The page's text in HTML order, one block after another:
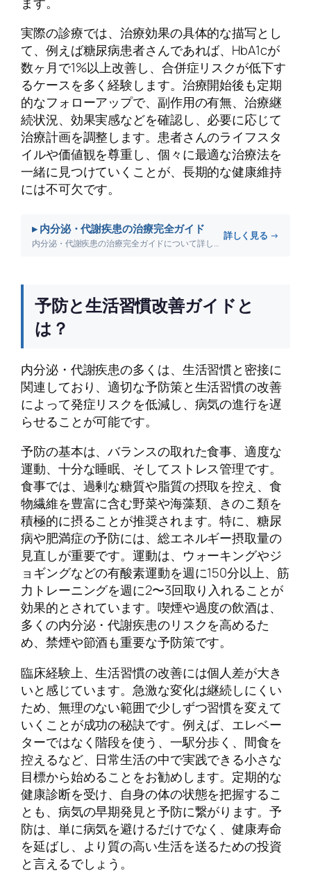
実際の診療では、治療効果の具体的な描写とし
て、例えば糖尿病患者さんであれば、HbA1cが
数ヶ月で1%以上改善し、合併症リスクが低下す
るケースを多く経験します。治療開始後も定期
的なフォローアップで、副作用の有無、治療継
続状況、効果実感などを確認し、必要に応じて
治療計画を調整します。患者さんのライフスタ
イルや価値観を尊重し、個々に最適な治療法を
一緒に見つけていくことが、長期的な健康維持
には不可欠です。
▸ 内分泌・代謝疾患の治療完全ガイド
内分泌・代謝疾患の治療完全ガイドについて詳しく解説します。
詳しく見る →
予防と生活習慣改善ガイドと
は？
内分泌・代謝疾患の多くは、生活習慣と密接に
関連しており、適切な予防策と生活習慣の改善
によって発症リスクを低減し、病気の進行を遅
らせることが可能です。
予防の基本は、バランスの取れた食事、適度な
運動、十分な睡眠、そしてストレス管理です。
食事では、過剰な糖質や脂質の摂取を控え、食
物繊維を豊富に含む野菜や海藻類、きのこ類を
積極的に摂ることが推奨されます。特に、糖尿
病や肥満症の予防には、総エネルギー摂取量の
見直しが重要です。運動は、ウォーキングやジ
ョギングなどの有酸素運動を週に150分以上、筋
力トレーニングを週に2〜3回取り入れることが
効果的とされています。喫煙や過度の飲酒は、
多くの内分泌・代謝疾患のリスクを高めるた
め、禁煙や節酒も重要な予防策です。
臨床経験上、生活習慣の改善には個人差が大き
いと感じています。急激な変化は継続しにくい
ため、無理のない範囲で少しずつ習慣を変えて
いくことが成功の秘訣です。例えば、エレベー
ターではなく階段を使う、一駅分歩く、間食を
控えるなど、日常生活の中で実践できる小さな
目標から始めることをお勧めします。定期的な
健康診断を受け、自身の体の状態を把握するこ
とも、病気の早期発見と予防に繋がります。予
防は、単に病気を避けるだけでなく、健康寿命
を延ばし、より質の高い生活を送るための投資
と言えるでしょう。